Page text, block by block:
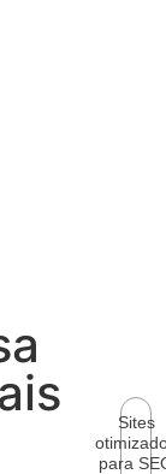
Sites
para